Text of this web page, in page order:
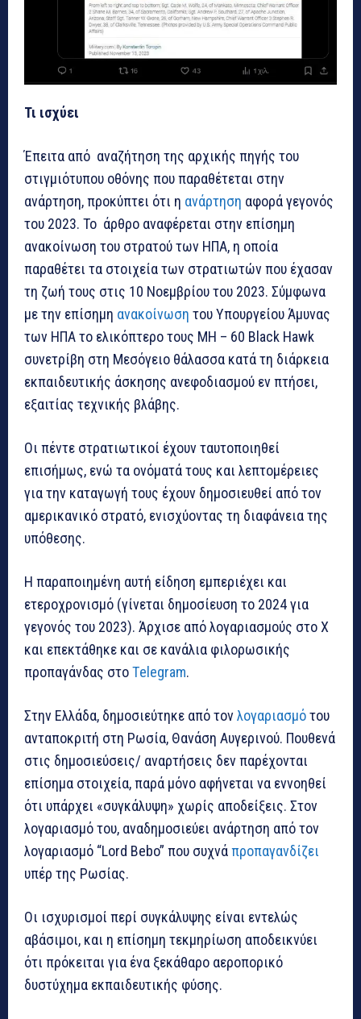
Τι ισχύει
Έπειτα από αναζήτηση της αρχικής πηγής του
στιγμιότυπου οθόνης που παραθέτεται στην
ανάρτηση, προκύπτει ότι η ανάρτηση αφορά γεγονός
του 2023. Το άρθρο αναφέρεται στην επίσημη
ανακοίνωση του στρατού των ΗΠΑ, η οποία
παραθέτει τα στοιχεία των στρατιωτών που έχασαν
τη ζωή τους στις 10 Νοεμβρίου του 2023. Σύμφωνα
με την επίσημη ανακοίνωση του Υπουργείου Άμυνας
των ΗΠΑ το ελικόπτερο τους MH – 60 Black Hawk
συνετρίβη στη Μεσόγειο θάλασσα κατά τη διάρκεια
εκπαιδευτικής άσκησης ανεφοδιασμού εν πτήσει,
εξαιτίας τεχνικής βλάβης.
Οι πέντε στρατιωτικοί έχουν ταυτοποιηθεί
επισήμως, ενώ τα ονόματά τους και λεπτομέρειες
για την καταγωγή τους έχουν δημοσιευθεί από τον
αμερικανικό στρατό, ενισχύοντας τη διαφάνεια της
υπόθεσης.
Η παραποιημένη αυτή είδηση εμπεριέχει και
ετεροχρονισμό (γίνεται δημοσίευση το 2024 για
γεγονός του 2023). Άρχισε από λογαριασμούς στο Χ
και επεκτάθηκε και σε κανάλια φιλορωσικής
προπαγάνδας στοΤelegram.
Στην Ελλάδα, δημοσιεύτηκε από τονλογαριασμότου
ανταποκριτή στη Ρωσία, Θανάση Αυγερινού. Πουθενά
στις δημοσιεύσεις/ αναρτήσεις δεν παρέχονται
επίσημα στοιχεία, παρά μόνο αφήνεται να εννοηθεί
ότι υπάρχει «συγκάλυψη» χωρίς αποδείξεις. Στον
λογαριασμό του, αναδημοσιεύει ανάρτηση από τον
λογαριασμό “Lord Bebo” που συχνάπροπαγανδίζει
υπέρ της Ρωσίας.
Οι ισχυρισμοί περί συγκάλυψης είναι εντελώς
αβάσιμοι, και η επίσημη τεκμηρίωση αποδεικνύει
ότι πρόκειται για ένα ξεκάθαρο αεροπορικό
δυστύχημα εκπαιδευτικής φύσης.